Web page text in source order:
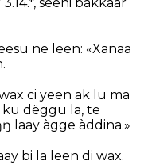
ne leen: «Xanaa
ci yeen ak lu ma
ku dëggu la, te
laay àgge àddina.»
bi la leen di wax.